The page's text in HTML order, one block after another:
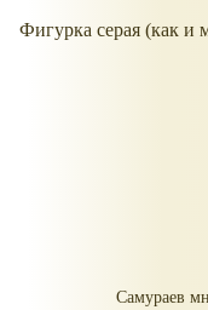
Фигурка серая (как и
Самураев